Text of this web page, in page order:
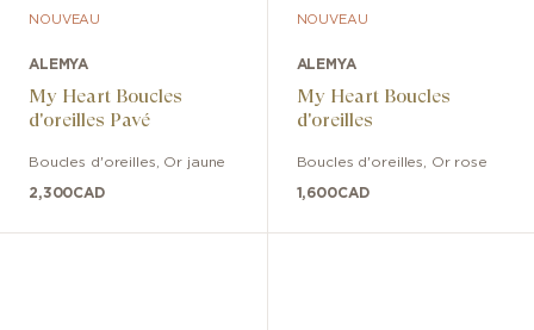
NOUVEAU
ALEMYA
My Heart Boucles
d'oreilles Pavé
Boucles d'oreilles Or jaune
2,300CAD
NOUVEAU
ALEMYA
My Heart Boucles
d'oreilles
Boucles d'oreilles Or rose
1,600CAD